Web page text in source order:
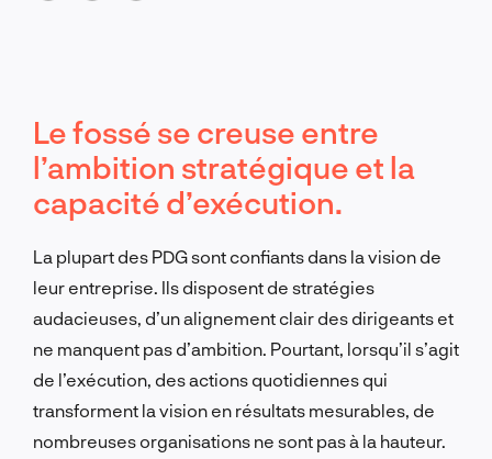
Le fossé se creuse entre
l’ambition stratégique et la
capacité d’exécution.
La plupart des PDG sont confiants dans la vision de
leur entreprise. Ils disposent de stratégies
audacieuses, d’un alignement clair des dirigeants et
ne manquent pas d’ambition. Pourtant, lorsqu’il s’agit
de l’exécution, des actions quotidiennes qui
transforment la vision en résultats mesurables, de
nombreuses organisations ne sont pas à la hauteur.